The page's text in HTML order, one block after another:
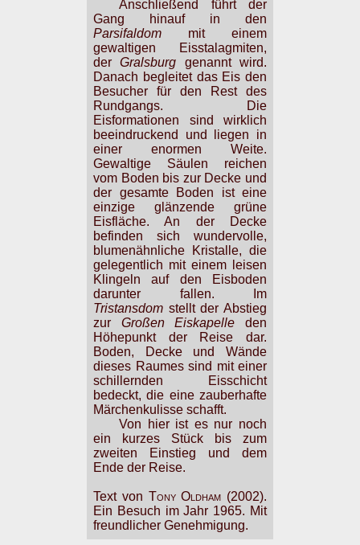
Anschließend führt der
Gang hinauf in den
Parsifaldom mit einem
gewaltigen Eisstalagmiten,
derGralsburg genannt wird.
Danach begleitet das Eis den
Besucher für den Rest des
Rundgangs. Die
Eisformationen sind wirklich
beeindruckend und liegen in
einer enormen Weite.
Gewaltige Säulen reichen
vom Boden bis zur Decke und
der gesamte Boden ist eine
einzige glänzende grüne
Eisfläche. An der Decke
befinden sich wundervolle,
blumenähnliche Kristalle, die
gelegentlich mit einem leisen
Klingeln auf den Eisboden
darunter fallen. Im
Tristansdom stellt der Abstieg
zur Großen Eiskapelle den
Höhepunkt der Reise dar.
Boden, Decke und Wände
dieses Raumes sind mit einer
schillernden Eisschicht
bedeckt, die eine zauberhafte
Märchenkulisse schafft.
Von hier ist es nur noch
ein kurzes Stück bis zum
zweiten Einstieg und dem
Ende der Reise.
Text von Tony Oldham (2002).
Ein Besuch im Jahr 1965. Mit
freundlicher Genehmigung.